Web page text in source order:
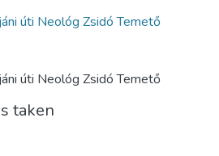
úti Neológ Zsidó Temető
úti Neológ Zsidó Temető
taken